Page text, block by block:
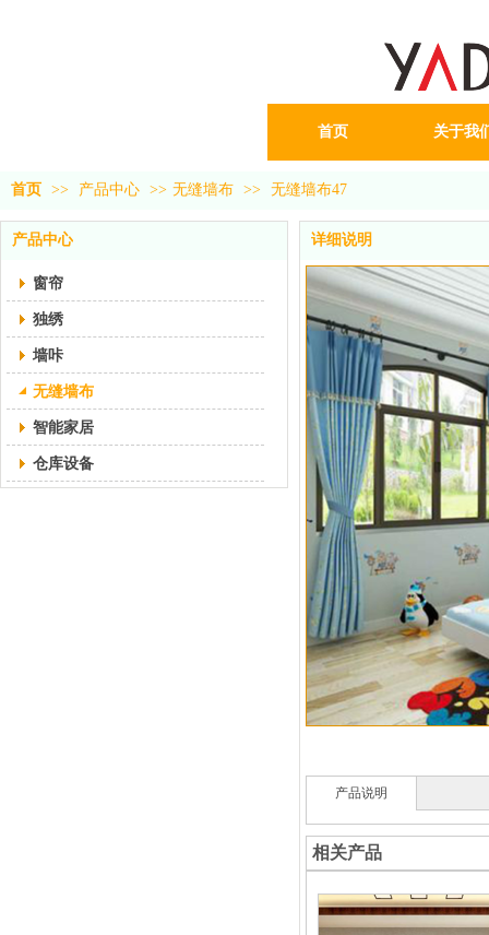
首页 关于我
首页 >> 产品中心 >> 无缝墙布 >> 无缝墙布47
产品中心
窗帘
独绣
墙咔
无缝墙布
智能家居
仓库设备
详细说明
产品说明
相关产品